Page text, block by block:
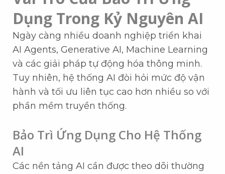
Dụng Trong Kỷ Nguyên AI
Ngày càng nhiều doanh nghiệp triển khai
AI Agents, Generative AI, Machine Learning
và các giải pháp tự động hóa thông minh.
Tuy nhiên, hệ thống AI đòi hỏi mức độ vận
hành và tối ưu liên tục cao hơn nhiều so với
phần mềm truyền thống.
Bảo Trì Ứng Dụng Cho Hệ Thống
AI
Các nền tảng AI cần được theo dõi thường